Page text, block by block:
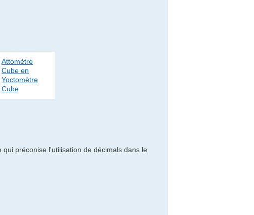
Attomètre
Cube en
Yoctomètre
Cube
préconise l'utilisation de décimals dans le